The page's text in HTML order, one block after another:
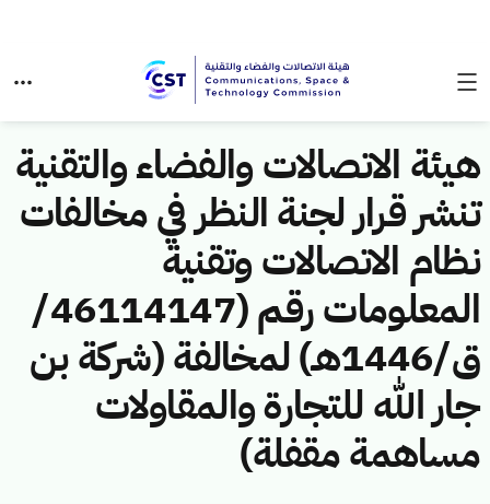
هيئة الاتصالات والفضاء والتقنية
تنشر قرار لجنة النظر في مخالفات
نظام الاتصالات وتقنية
المعلومات رقم (46114147/
ق/1446هـ) لمخالفة (شركة بن
جار الله للتجارة والمقاولات
مساهمة مقفلة)